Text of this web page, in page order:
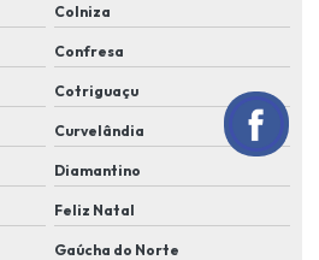
residenciais
resolução
Colniza
Confresa
Cotriguaçu
Curvelândia
Diamantino
Feliz Natal
Gaúcha do Norte